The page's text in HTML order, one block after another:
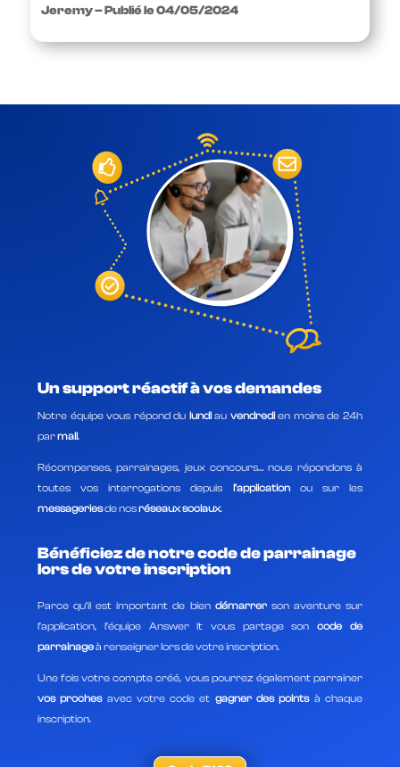
Jeremy – Publié le 04/05/2024
Un support réactif à vos demandes
Notre équipe vous répond du lundiau vendredien moins de 24h
parmail.
Récompenses, parrainages, jeux concours… nous répondons à
toutes vos interrogations depuis l’applicationou sur les
messageriesde nosréseaux sociaux.
Bénéficiez de notre code de parrainage
lors de votre inscription
Parce qu’il est important de bien démarrerson aventure sur
l’application, l’équipe Answer It vous partage soncode de
parrainageà renseigner lors de votre inscription.
Une fois votre compte créé, vous pourrez également parrainer
vos prochesavec votre code et gagner des pointsà chaque
inscription.